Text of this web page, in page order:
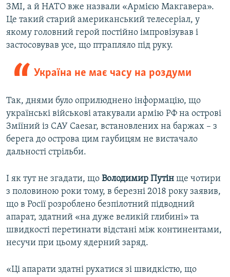
ЗМІ, а й НАТО вже назвали «Армією Макгавера».
Це такий старий американський телесеріал, у
якому головний герой постійно імпровізував і
застосовував усе, що птрапляло під руку.
Україна не має часу на роздуми
Так, днями було оприлюднено інформацію, що
українські військові атакували армію РФ на острові
Зміїний із САУ Caesar, встановлених на баржах – з
берега до острова цим гаубицям не вистачало
дальності стрільби.
І як тут не згадати, що Володимир Путін ще чотири
з половиною роки тому, в березні 2018 року заявив,
що в Росії розроблено безпілотний підводний
апарат, здатний «на дуже великій глибині» та
швидкості перетинати відстані між континентами,
несучи при цьому ядерний заряд.
«Ці апарати здатні рухатися зі швидкістю, що